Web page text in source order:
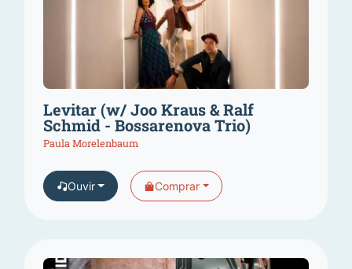
Levitar (w/ Joo Kraus & Ralf
Schmid - Bossarenova Trio)
Paula Morelenbaum
Ouvir Comprar